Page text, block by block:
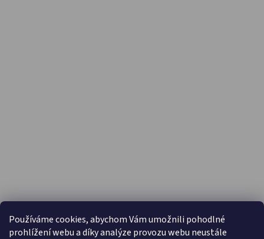
Používáme cookies, abychom Vám umožnili pohodlné
prohlížení webu a díky analýze provozu webu neustále
PŘIJÍMÁME ONLINE PLATBY